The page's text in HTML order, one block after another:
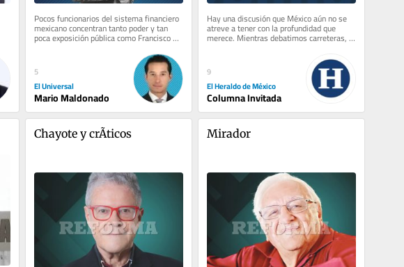
Pocos funcionarios del sistema financiero
mexicano concentran tanto poder y tan
poca exposición pública como Francisco
Javier Vega Rodríguez. Desde...
5
El Universal
Mario Maldonado
Hay una discusión que México aún no se
atreve a tener con la profundidad que
merece. Mientras debatimos carreteras,
9
El Heraldo de México
Columna Invitada
Chayote y crÃ­ticos Mirador